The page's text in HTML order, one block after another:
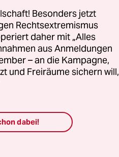
in
es,
Besonders jetzt
Rechtsextremismus
daher mit „Alles
aus Anmeldungen
– an die Kampagne,
und Freiräume sichern will,
dabei!